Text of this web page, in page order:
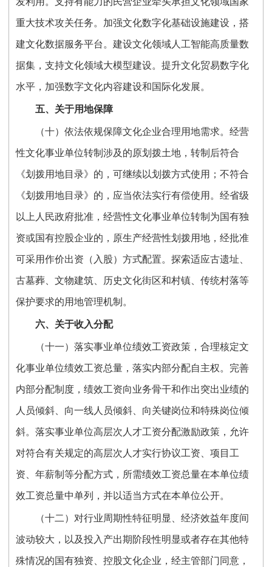
重大技术攻关任务。加强文化数字化基础设施建设，搭
建文化数据服务平台。建设文化领域人工智能高质量数
据集，支持文化领域大模型建设。提升文化贸易数字化
水平，加强数字文化内容建设和国际化发展。
五、关于用地保障
（十）依法依规保障文化企业合理用地需求。经营
性文化事业单位转制涉及的原划拨土地，转制后符合
《划拨用地目录》的，可继续以划拨方式使用；不符合
《划拨用地目录》的，应当依法实行有偿使用。经省级
以上人民政府批准，经营性文化事业单位转制为国有独
资或国有控股企业的，原生产经营性划拨用地，经批准
可采用作价出资（入股）方式配置。探索适应古遗址、
古墓葬、文物建筑、历史文化街区和村镇、传统村落等
保护要求的用地管理机制。
六、关于收入分配
（十一）落实事业单位绩效工资政策，合理核定文
化事业单位绩效工资总量，落实内部分配自主权。完善
内部分配制度，绩效工资向业务骨干和作出突出业绩的
人员倾斜、向一线人员倾斜、向关键岗位和特殊岗位倾
斜。落实事业单位高层次人才工资分配激励政策，允许
对符合有关规定的高层次人才实行协议工资、项目工
资、年薪制等分配方式，所需绩效工资总量在本单位绩
效工资总量中单列，并以适当方式在本单位公开。
（十二）对行业周期性特征明显、经济效益年度间
波动较大，以及投入产出期阶段性明显或者存在其他特
殊情况的国有独资、控股文化企业，经主管部门同意，